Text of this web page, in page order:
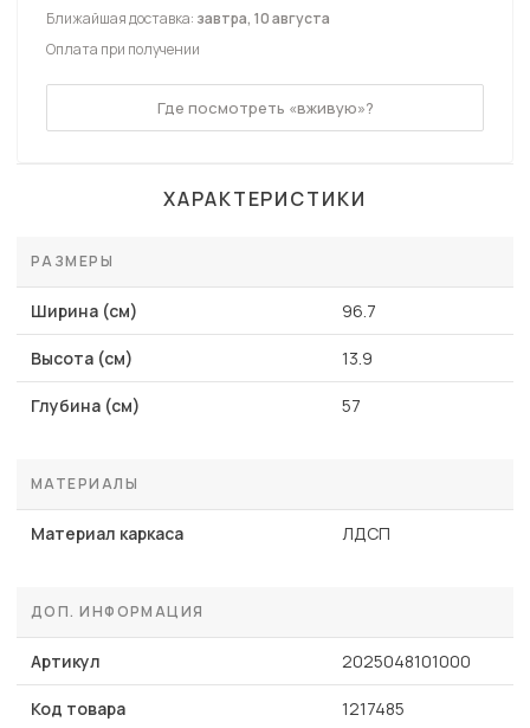
Ближайшая доставка: завтра, 10 августа
Оплата при получении
Где посмотреть «вживую»?
ХАРАКТЕРИСТИКИ
РАЗМЕРЫ
Ширина (см) 96.7
Высота (см) 13.9
Глубина (см) 57
МАТЕРИАЛЫ
Материал каркаса ЛДСП
ДОП. ИНФОРМАЦИЯ
Артикул 2025048101000
Код товара 1217485